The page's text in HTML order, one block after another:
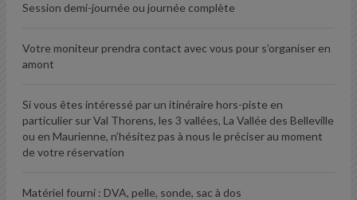
Session demi-journée ou journée complète
Votre moniteur prendra contact avec vous pour s’organiser en
amont
Si vous êtes intéressé par un itinéraire hors-piste en
particulier sur Val Thorens, les 3 vallées, La Vallée des Belleville
ou en Maurienne, n’hésitez pas à nous le préciser au moment
de votre réservation
Matériel fourni : DVA, pelle, sonde, sac à dos